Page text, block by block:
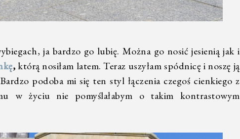
ja bardzo go lubię. Można go nosić jesienią jak i
,którą nosiłam latem. Teraz uszyłam spódnicę i noszę ją
podoba mi się ten styl łączenia czegoś cienkiego z
w życiu nie pomyślałabym o takim kontrastowym